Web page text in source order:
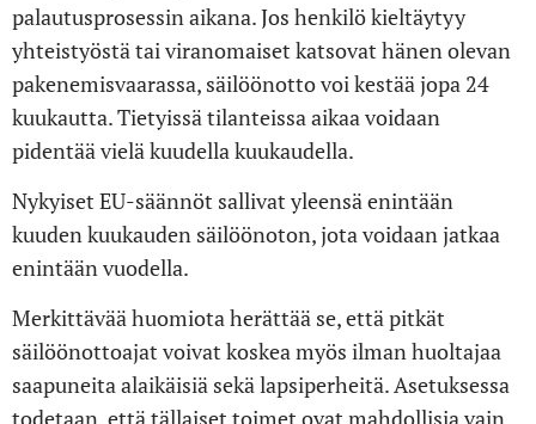
palautusprosessin aikana. Jos henkilö kieltäytyy
yhteistyöstä tai viranomaiset katsovat hänen olevan
pakenemisvaarassa, säilöönotto voi kestää jopa 24
kuukautta. Tietyissä tilanteissa aikaa voidaan
pidentää vielä kuudella kuukaudella.
Nykyiset EU-säännöt sallivat yleensä enintään
kuuden kuukauden säilöönoton, jota voidaan jatkaa
enintään vuodella.
Merkittävää huomiota herättää se, että pitkät
säilöönottoajat voivat koskea myös ilman huoltajaa
saapuneita alaikäisiä sekä lapsiperheitä. Asetuksessa
todetaan, että tällaiset toimet ovat mahdollisia vain